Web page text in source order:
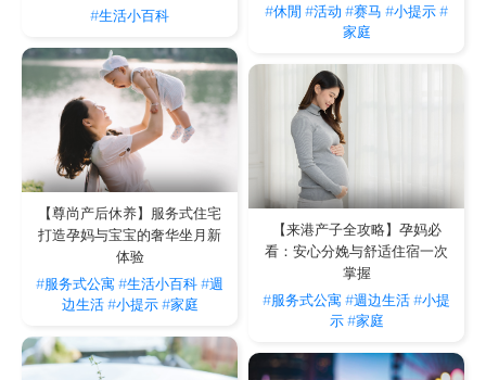
#休閒 #活动 #赛马 #小提示#
家庭
#生活小百科
【尊尚产后休养】服务式住宅
打造孕妈与宝宝的奢华坐月新
体验
#服务式公寓#生活小百科#週
边生活 #小提示 #家庭
【来港产子全攻略】孕妈必
看：安心分娩与舒适住宿一次
掌握
#服务式公寓#週边生活#小提
示 #家庭